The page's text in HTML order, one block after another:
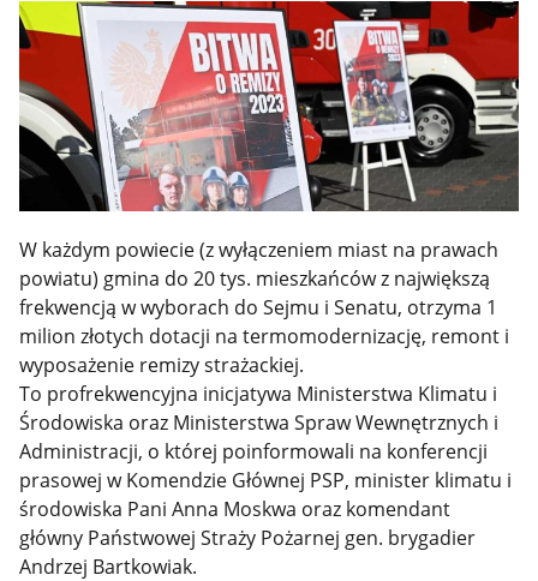
W każdym powiecie (z wyłączeniem miast na prawach
powiatu) gmina do 20 tys. mieszkańców z największą
frekwencją w wyborach do Sejmu i Senatu, otrzyma 1
milion złotych dotacji na termomodernizację, remont i
wyposażenie remizy strażackiej.
To profrekwencyjna inicjatywa Ministerstwa Klimatu i
Środowiska oraz Ministerstwa Spraw Wewnętrznych i
Administracji, o której poinformowali na konferencji
prasowej w Komendzie Głównej PSP, minister klimatu i
środowiska Pani Anna Moskwa oraz komendant
główny Państwowej Straży Pożarnej gen. brygadier
Andrzej Bartkowiak.